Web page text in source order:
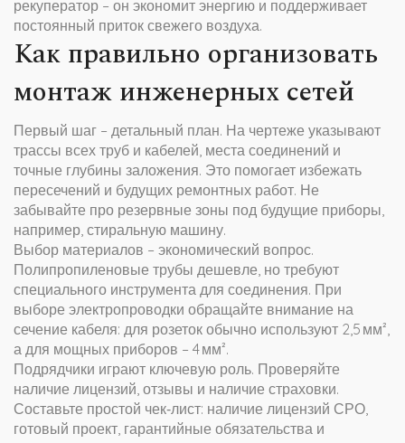
рекуператор – он экономит энергию и поддерживает
постоянный приток свежего воздуха.
Как правильно организовать
монтаж инженерных сетей
Первый шаг – детальный план. На чертеже указывают
трассы всех труб и кабелей, места соединений и
точные глубины заложения. Это помогает избежать
пересечений и будущих ремонтных работ. Не
забывайте про резервные зоны под будущие приборы,
например, стиральную машину.
Выбор материалов – экономический вопрос.
Полипропиленовые трубы дешевле, но требуют
специального инструмента для соединения. При
выборе электропроводки обращайте внимание на
сечение кабеля: для розеток обычно используют 2,5 мм²,
а для мощных приборов – 4 мм².
Подрядчики играют ключевую роль. Проверяйте
наличие лицензий, отзывы и наличие страховки.
Составьте простой чек‑лист: наличие лицензий СРО,
готовый проект, гарантийные обязательства и